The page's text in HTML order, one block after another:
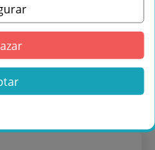
Equipo de Hilo
con envío
Friday